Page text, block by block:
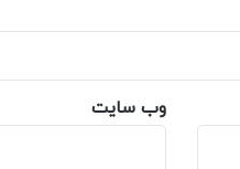
وب‌ سایت